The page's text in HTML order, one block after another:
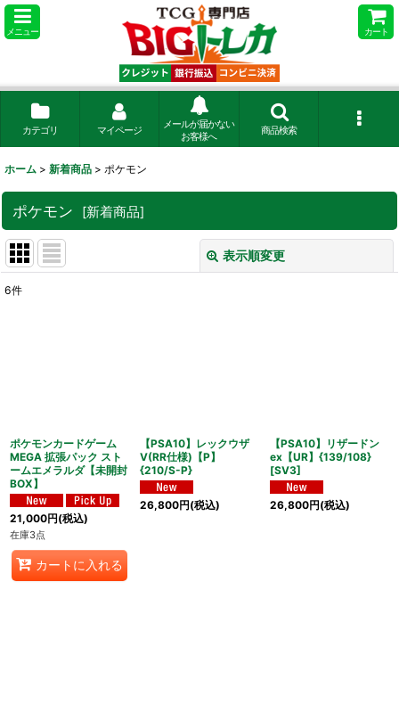
メニュー カート
カテゴリ マイページ
メールが届かない
お客様へ
商品検索
ホーム > 新着商品 > ポケモン
ポケモン [新着商品]
表示順変更
並び順 :
絞り込む
6件
ポケモンカードゲーム
MEGA 拡張パック スト
ームエメラルダ【未開封
BOX】
21,000円(税込)
在庫3点
カートに入れる
【PSA10】レックウザ
V(RR仕様)【P】
{210/S-P}
26,800円(税込)
【PSA10】リザードン
ex【UR】{139/108}
[SV3]
26,800円(税込)